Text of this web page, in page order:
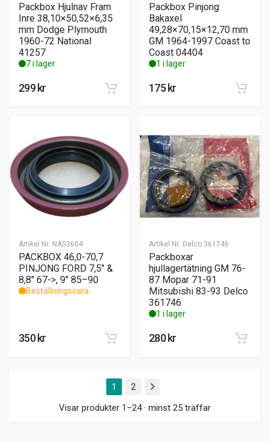
Packbox Hjulnav Fram
Inre 38,10×50,52×6,35
mm Dodge Plymouth
1960-72 National
41257
7 i lager
299kr
Packbox Pinjong
Bakaxel
49,28×70,15×12,70 mm
GM 1964-1997 Coast to
Coast 04404
1 i lager
175kr
Artikel Nr: NAS3604
PACKBOX 46,0-70,7
PINJONG FORD 7,5″ &
8,8″ 67->, 9″ 85–90
Beställningsvara
350 kr
Artikel Nr: Delco 361746
Packboxar
hjullagertätning GM 76-
87 Mopar 71-91
Mitsubishi 83-93 Delco
361746
1 i lager
280 kr
1 2
Nästa
Visar produkter 1–24 · minst 25 träffar